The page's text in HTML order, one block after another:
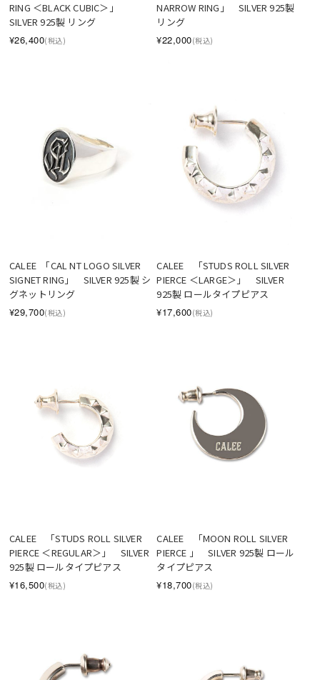
RING ＜BLACK CUBIC＞」
SILVER 925製 リング
¥26,400(税込)
NARROW RING」　SILVER 925製
リング
¥22,000(税込)
CALEE  「CAL NT LOGO SILVER
SIGNET RING」　SILVER 925製 シ
グネットリング
¥29,700(税込)
CALEE　「STUDS ROLL SILVER
PIERCE ＜LARGE＞」　SILVER
925製 ロールタイプピアス
¥17,600(税込)
CALEE　「STUDS ROLL SILVER
PIERCE ＜REGULAR＞」　SILVER
925製 ロールタイプピアス
¥16,500(税込)
CALEE　「MOON ROLL SILVER
PIERCE 」　SILVER 925製 ロール
タイプピアス
¥18,700(税込)